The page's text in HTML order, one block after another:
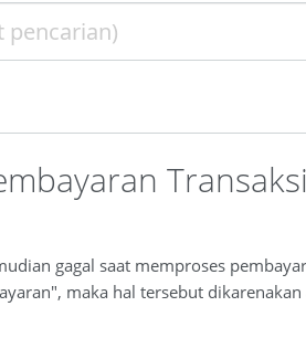
gagal saat memproses
maka hal tersebut